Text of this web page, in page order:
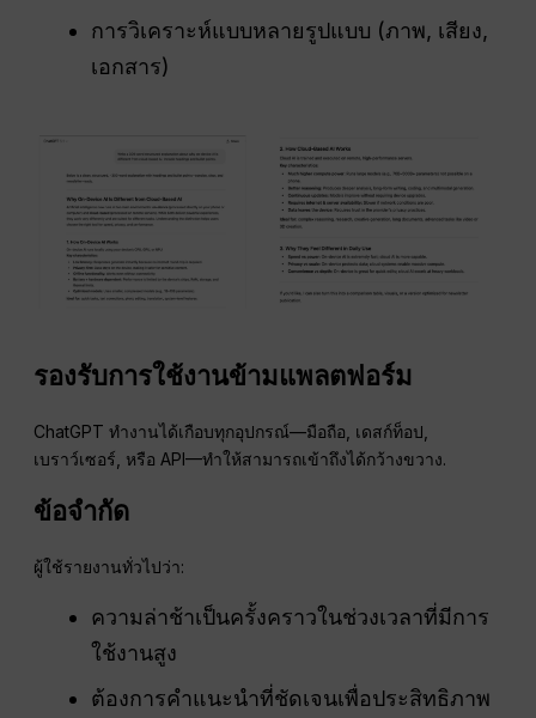
การวิเคราะห์แบบหลายรูปแบบ (ภาพ, เสียง,
เอกสาร)
รองรับการใช้งานข้ามแพลตฟอร์ม
ChatGPT ทำงานได้เกือบทุกอุปกรณ์—มือถือ, เดสก์ท็อป,
เบราว์เซอร์, หรือ API—ทำให้สามารถเข้าถึงได้กว้างขวาง.
ข้อจำกัด
ผู้ใช้รายงานทั่วไปว่า:
ความล่าช้าเป็นครั้งคราวในช่วงเวลาที่มีการ
ใช้งานสูง
ต้องการคำแนะนำที่ชัดเจนเพื่อประสิทธิภาพ